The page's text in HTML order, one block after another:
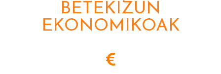
BETEKIZUN
EKONOMIKOAK